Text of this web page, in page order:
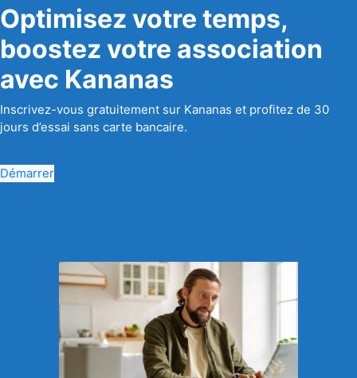
Optimisez votre temps,
boostez votre association
avec Kananas
Inscrivez-vous gratuitement sur Kananas et profitez de 30
jours d’essai sans carte bancaire.
Démarrer